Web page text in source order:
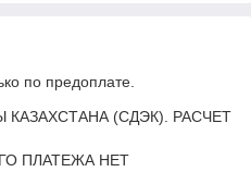
по предоплате.
(СДЭК). РАСЧЕТ
ПЛАТЕЖА НЕТ